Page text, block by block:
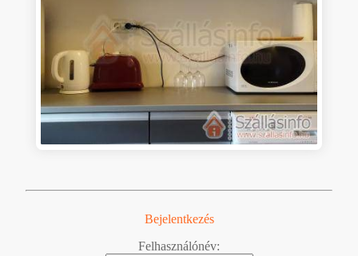
Bejelentkezés
Felhasználónév: